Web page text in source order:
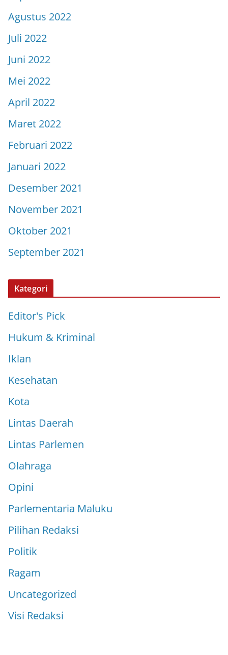
Agustus 2022
Juli 2022
Juni 2022
Mei 2022
April 2022
Maret 2022
Februari 2022
Januari 2022
Desember 2021
November 2021
Oktober 2021
September 2021
Kategori
Editor's Pick
Hukum & Kriminal
Iklan
Kesehatan
Kota
Lintas Daerah
Lintas Parlemen
Olahraga
Opini
Parlementaria Maluku
Pilihan Redaksi
Politik
Ragam
Uncategorized
Visi Redaksi